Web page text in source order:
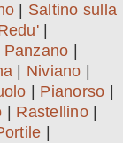
Saltino sulla
|
Panzano
Niviano
Pianorso
Rastellino|